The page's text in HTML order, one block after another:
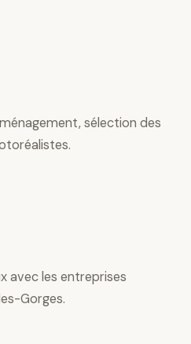
sélection des
avec les entreprises
Gorges.